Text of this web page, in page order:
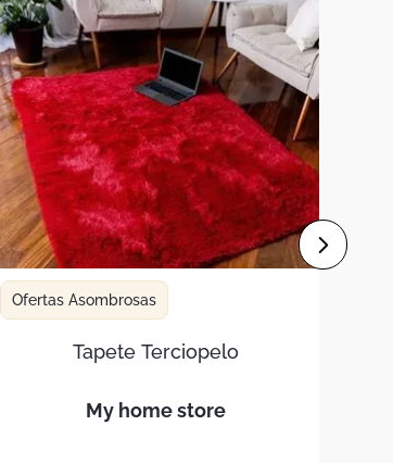
Ofertas Asombrosas
Tapete Terciopelo
my home store